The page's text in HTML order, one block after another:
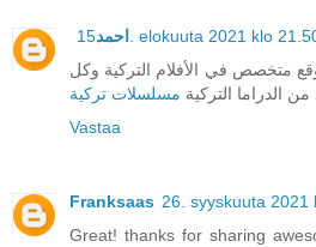
احمد
15. elokuuta 2021 klo
متخصص في الأفلام التركية وكل
الدراما التركية مسلسلات تركية
Vastaa
Franksaas 26. syyskuuta 2021
Great! thanks for sharing